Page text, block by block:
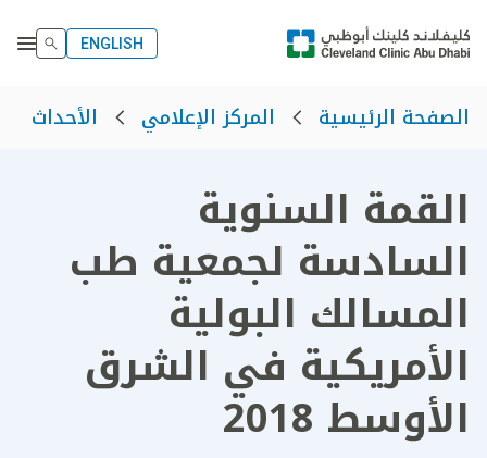
ENGLISH
الصفحة الرئيسية المركز الإعلامي الأحداث
القمة السنوية
السادسة لجمعية طب
المسالك البولية
الأمريكية في الشرق
الأوسط 2018